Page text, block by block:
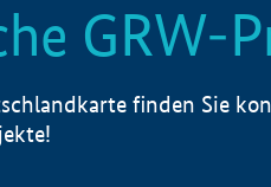
GRW-
finden Sie